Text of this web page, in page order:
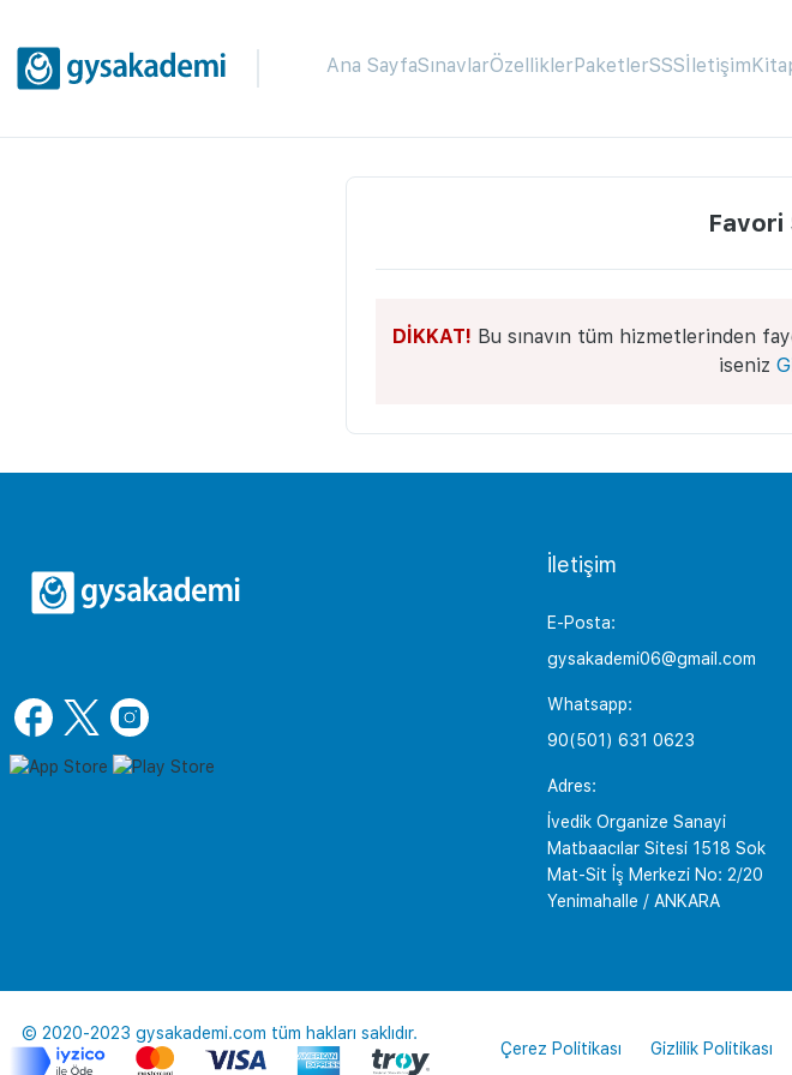
Ana SayfaSınavlarÖzelliklerPaketlerSSSİletişim
Favori
DİKKAT! Bu sınavın tüm hizmetlerinden
iseniz
İletişim
E-Posta:
gysakademi06@gmail.com
Whatsapp:
90(501) 631 0623
Adres:
İvedik Organize Sanayi
Matbaacılar Sitesi 1518 Sok
Mat-Sit İş Merkezi No: 2/20
Yenimahalle / ANKARA
© 2020-2023 gysakademi.com tüm hakları saklıdır.
Çerez Politikası
Gizlilik Politikası